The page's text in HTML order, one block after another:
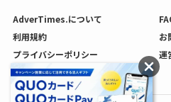
AdverTimes.について
利用規約
お
プライバシーポリシー
運
利用者情報の外部送信について